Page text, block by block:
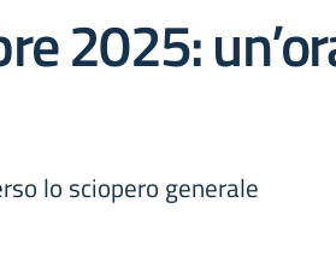
2025:
lo sciopero generale